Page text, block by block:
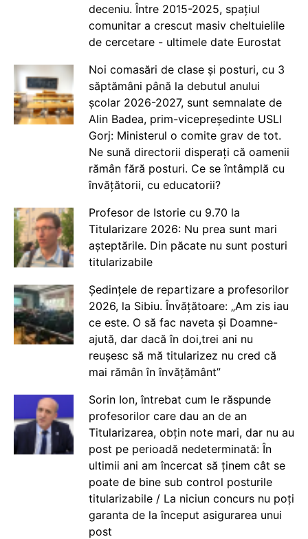
deceniu. Între 2015-2025, spațiul
comunitar a crescut masiv cheltuielile
de cercetare - ultimele date Eurostat
Noi comasări de clase și posturi, cu 3
săptămâni până la debutul anului
școlar 2026-2027, sunt semnalate de
Alin Badea, prim-vicepreședinte USLI
Gorj: Ministerul o comite grav de tot.
Ne sună directorii disperați că oamenii
rămân fără posturi. Ce se întâmplă cu
învățătorii, cu educatorii?
Profesor de Istorie cu 9.70 la
Titularizare 2026: Nu prea sunt mari
așteptările. Din păcate nu sunt posturi
titularizabile
Ședințele de repartizare a profesorilor
2026, la Sibiu. Învățătoare: „Am zis iau
ce este. O să fac naveta și Doamne-
ajută, dar dacă în doi,trei ani nu
reușesc să mă titularizez nu cred că
mai rămân în învățământ”
Sorin Ion, întrebat cum le răspunde
profesorilor care dau an de an
Titularizarea, obțin note mari, dar nu au
post pe perioadă nedeterminată: În
ultimii ani am încercat să ținem cât se
poate de bine sub control posturile
titularizabile / La niciun concurs nu poți
garanta de la început asigurarea unui
post